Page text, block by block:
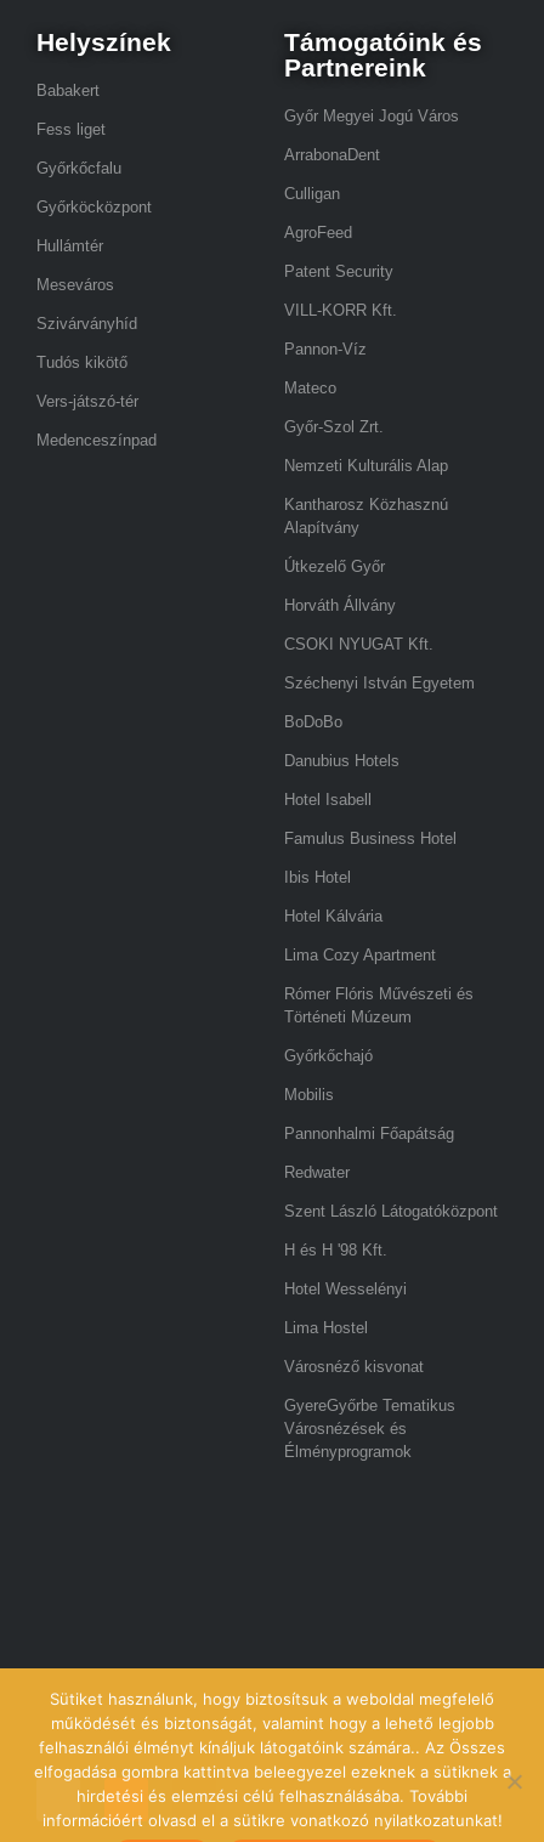
Helyszínek
Babakert
Fess liget
Győrkőcfalu
Győrköcközpont
Hullámtér
Meseváros
Szivárványhíd
Tudós kikötő
Vers-játszó-tér
Medenceszínpad
Támogatóink és
Partnereink
Győr Megyei Jogú Város
ArrabonaDent
Culligan
AgroFeed
Patent Security
VILL-KORR Kft.
Pannon-Víz
Mateco
Győr-Szol Zrt.
Nemzeti Kulturális Alap
Kantharosz Közhasznú
Alapítvány
Útkezelő Győr
Horváth Állvány
CSOKI NYUGAT Kft.
Széchenyi István Egyetem
BoDoBo
Danubius Hotels
Hotel Isabell
Famulus Business Hotel
Ibis Hotel
Hotel Kálvária
Lima Cozy Apartment
Rómer Flóris Művészeti és
Történeti Múzeum
Győrkőchajó
Mobilis
Pannonhalmi Főapátság
Redwater
Szent László Látogatóközpont
H és H '98 Kft.
Hotel Wesselényi
Lima Hostel
Városnéző kisvonat
GyereGyőrbe Tematikus
Városnézések és
Élményprogramok
Sütiket használunk, hogy biztosítsuk a weboldal megfelelő
működését és biztonságát, valamint hogy a lehető legjobb
felhasználói élményt kínáljuk látogatóink számára.. Az Összes
elfogadása gombra kattintva beleegyezel ezeknek a sütiknek a
hirdetési és elemzési célú felhasználásába. További
információért olvasd el a sütikre vonatkozó nyilatkozatunkat!